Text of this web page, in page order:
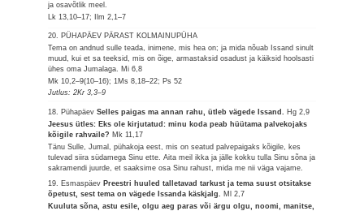
ja osavõtlik meel.
Lk 13,10–17; Ilm 2,1–7
20. PÜHAPÄEV PÄRAST KOLMAINUPÜHA
Tema on andnud sulle teada, inimene, mis hea on; ja mida nõuab Issand sinult
muud, kui et sa teeksid, mis on õige, armastaksid osadust ja käiksid hoolsasti
ühes oma Jumalaga. Mi 6,8
Mk 10,2–9(10–16); 1Ms 8,18–22; Ps 52
Jutlus: 2Kr 3,3–9
18. PühapäevSelles paigas ma annan rahu, ütleb vägede Issand. Hg 2,9
Jeesus ütles: Eks ole kirjutatud: minu koda peab hüütama palvekojaks
kõigile rahvaile? Mk 11,17
Tänu Sulle, Jumal, pühakoja eest, mis on seatud palvepaigaks kõigile, kes
tulevad siira südamega Sinu ette. Aita meil ikka ja jälle kokku tulla Sinu sõna ja
sakramendi juurde, et saaksime osa Sinu rahust, mida me nii väga vajame.
19. Esmaspäev Preestri huuled talletavad tarkust ja tema suust otsitakse
õpetust, sest tema on vägede Issanda käskjalg. Ml 2,7
Kuuluta sõna, astu esile, olgu aeg paras või ärgu olgu, noomi, manitse,